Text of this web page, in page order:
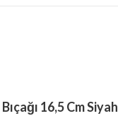
16,5 Cm Siyah